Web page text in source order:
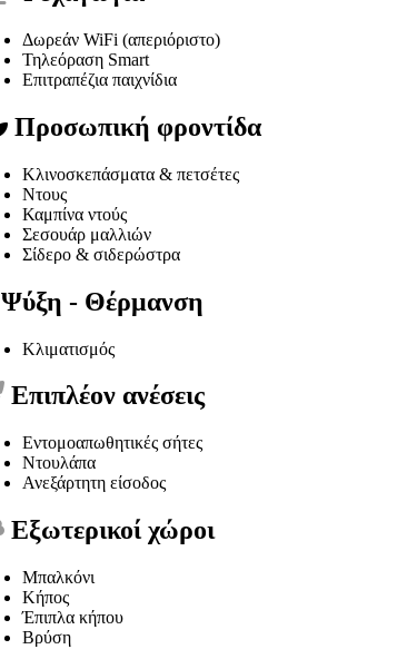
Δωρεάν WiFi (απεριόριστο)
Τηλεόραση Smart
Επιτραπέζια παιχνίδια
Προσωπική φροντίδα
Κλινοσκεπάσματα & πετσέτες
Ντους
Καμπίνα ντούς
Σεσουάρ μαλλιών
Σίδερο & σιδερώστρα
Ψύξη - Θέρμανση
Κλιματισμός
Επιπλέον ανέσεις
Εντομοαπωθητικές σήτες
Ντουλάπα
Ανεξάρτητη είσοδος
Εξωτερικοί χώροι
Μπαλκόνι
Κήπος
Έπιπλα κήπου
Βρύση